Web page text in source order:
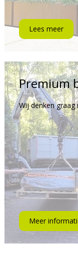
Lees meer
Premium
Wij denken graag
Meer